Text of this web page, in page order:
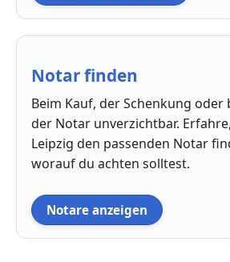
Notar finden
Beim Kauf, der Schenkung oder
der Notar unverzichtbar.
Leipzig den passenden Notar
worauf du achten solltest.
Notare anzeigen